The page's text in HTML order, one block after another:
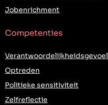
Jobenrichment
Competenties
Verantwoordelijkheidsgevoel
Optreden
Politieke sensitiviteit
Zelfreflectie